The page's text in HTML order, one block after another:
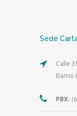
Sede
Calle
Barrio
PBX: